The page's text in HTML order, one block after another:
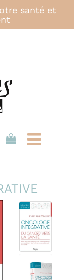
santé et